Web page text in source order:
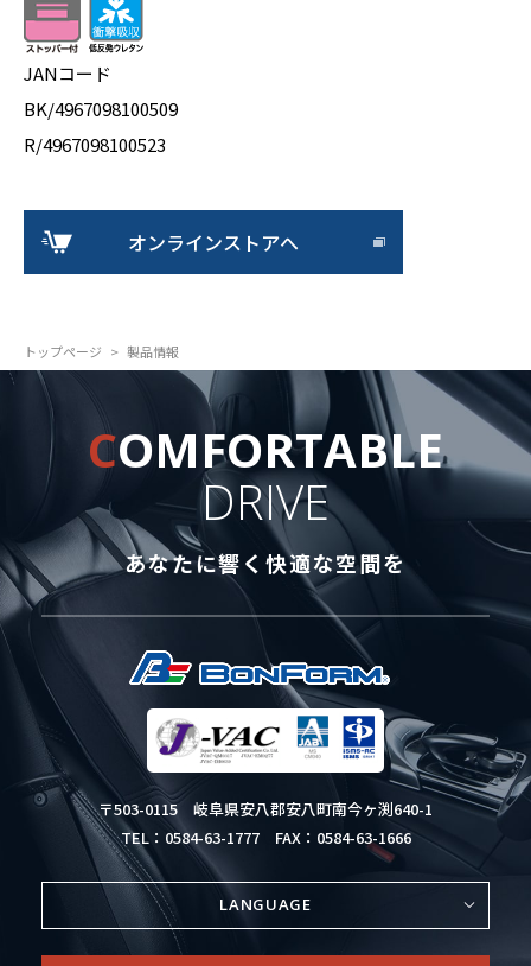
JANコード
BK/4967098100509
R/4967098100523
オンラインストアへ
トップページ 製品情報
COMFORTABLE
DRIVE
あなたに響く快適な空間を
〒503-0115 岐阜県安八郡安八町南今ヶ渕640-1
TEL：0584-63-1777 FAX：0584-63-1666
LANGUAGE